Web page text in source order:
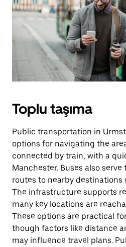
Toplu taşıma
Public transportation in
options for navigating the
connected by train, with a
Manchester. Buses also
routes to nearby destinations
The infrastructure supports
many key locations are
These options are practical
though factors like distance
may influence travel plans.